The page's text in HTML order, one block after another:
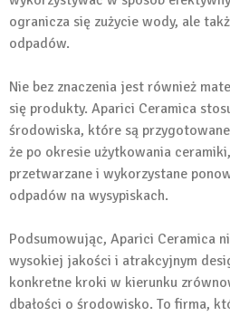
ogranicza się zużycie wody, ale
odpadów.
Nie bez znaczenia jest również
się produkty. Aparici Ceramica
środowiska, które są
że po okresie użytkowania
przetwarzane i wykorzystane
odpadów na wysypiskach.
Podsumowując, Aparici Ceramica
wysokiej jakości i atrakcyjnym
konkretne kroki w kierunku
dbałości o środowisko. To firma,